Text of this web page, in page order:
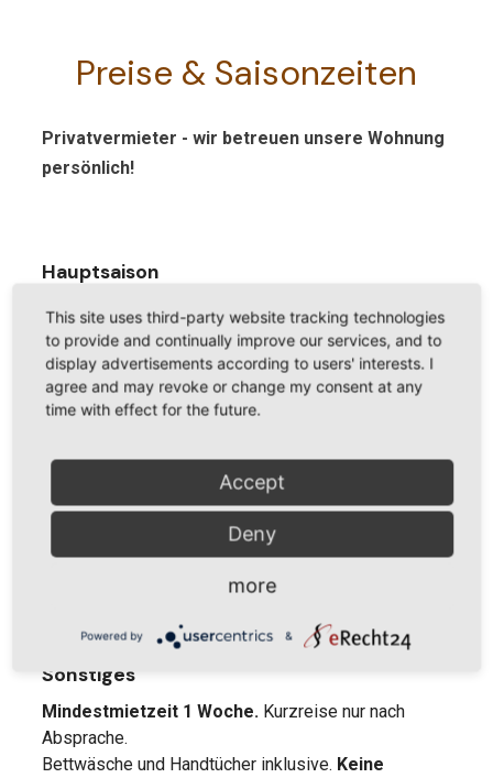
Preise & Saisonzeiten
Privatvermieter - wir betreuen unsere Wohnung
persönlich!
Hauptsaison
15.06.–10.09., 20.12.-10.01.
77 €
Zwischensaison
01.11.–19.12., 11.01.–19.03.
Sonstiges
Mindestmietzeit 1 Woche. Kurzreise nur nach
Absprache.
Bettwäsche und Handtücher inklusive. Keine
This site uses third-party website tracking technologies
to provide and continually improve our services, and to
display advertisements according to users' interests. I
agree and may revoke or change my consent at any
time with effect for the future.
Accept
Deny
more
Powered by &